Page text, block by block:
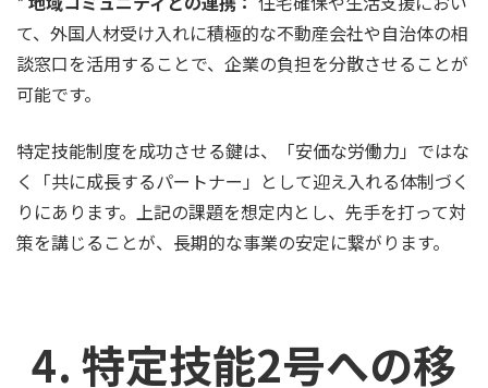
て、外国人材受け入れに積極的な不動産会社や自治体の相
談窓口を活用することで、企業の負担を分散させることが
可能です。
特定技能制度を成功させる鍵は、「安価な労働力」ではな
く「共に成長するパートナー」として迎え入れる体制づく
りにあります。上記の課題を想定内とし、先手を打って対
策を講じることが、長期的な事業の安定に繋がります。
4. 特定技能2号への移